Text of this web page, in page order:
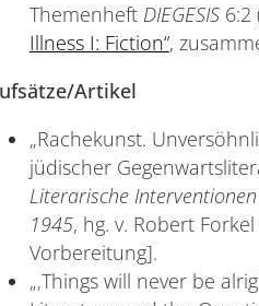
Themenheft DIEGESIS6:2
Illness I: Fiction“,
Artikel
„Rachekunst.
jüdischer
Literarische
1945, hg. v. Robert
Vorbereitung].
„‚Things will never be